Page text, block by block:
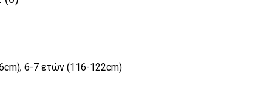
, 6-7 ετών (116-122cm)